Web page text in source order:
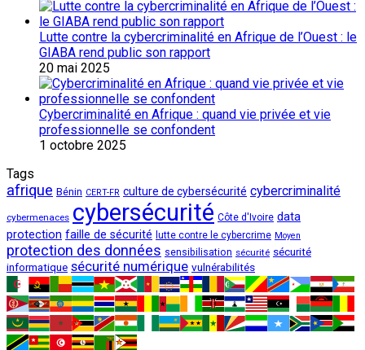
Lutte contre la cybercriminalité en Afrique de l’Ouest : le
GIABA rend public son rapport
20 mai 2025
Cybercriminalité en Afrique : quand vie privée et vie
professionnelle se confondent
1 octobre 2025
Tags
afrique Bénin CERT-FR culture de cybersécurité cybercriminalité
cybermenaces cybersécurité Côte d'Ivoire data
protection faille de sécurité lutte contre le cybercrime Moyen
protection des données sensibilisation sécurité sécurité
informatique sécurité numérique vulnérabilités